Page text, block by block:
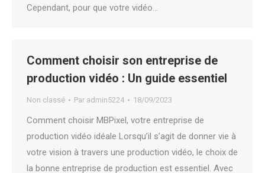
Cependant, pour que votre vidéo…
Comment choisir son entreprise de
production vidéo : Un guide essentiel
Non classé Par admin5224 18/09/2023
Comment choisir MBPixel, votre entreprise de
production vidéo idéale Lorsqu’il s’agit de donner vie à
votre vision à travers une production vidéo, le choix de
la bonne entreprise de production est essentiel. Avec